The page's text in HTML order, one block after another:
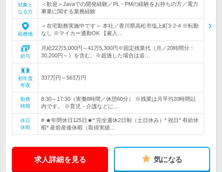
対象と
なる方
＜歓迎＞Javaでの開発経験／PL・PMの経験をお持ちの方／電力
事業に関する業務経験
勤務地
＜在宅勤務実施中です＞ 本社／香川県高松市塩上町3-2-4 ※転勤
なし ※マイカー通勤OK 【雇入…
給与
月給22万5,000円～41万5,300円※固定残業代（月／20時間分：
30,200円～）を含む。※超過した場合は追…
初年度
年収
337万円～563万円
勤務
時間
8:30～17:30（実働8時間／休憩60分） ※残業は月平均20時間以
内です。 ※育児・介護などに…
休日
休暇
# ★年間休日125日★* 完全週休2日制（土日休み）* 祝日* 有給休
暇* 産前産後休暇（取得実績…
求人詳細を見る 気になる